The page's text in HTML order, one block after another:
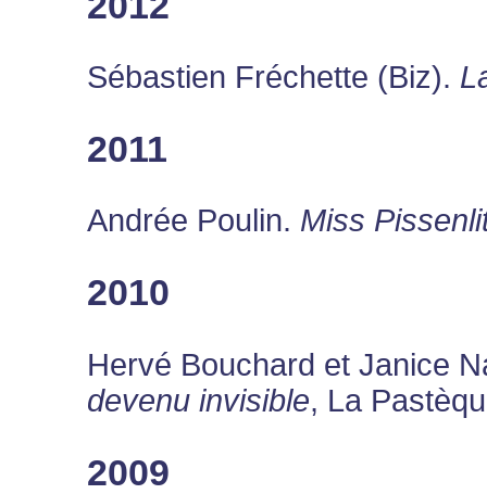
Sébastien Fréchette (Biz).
2011
Andrée Poulin. Miss
2010
Hervé Bouchard et Janice
devenu invisible, La
2009